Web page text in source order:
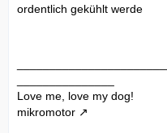
ordentlich gekühlt werde
Love me, love my dog!
mikromotor